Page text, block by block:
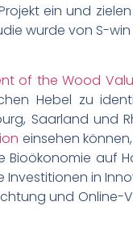
ein und
wurde von S-
of the Wood
Hebel zu
Saarland und
einsehen
auf
in
und